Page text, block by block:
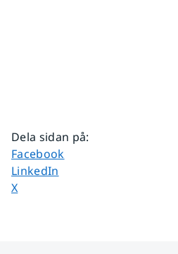
Dela sidan på:
Dela sidan på
Facebook
Dela sidan på
LinkedIn
Dela sidan på
X